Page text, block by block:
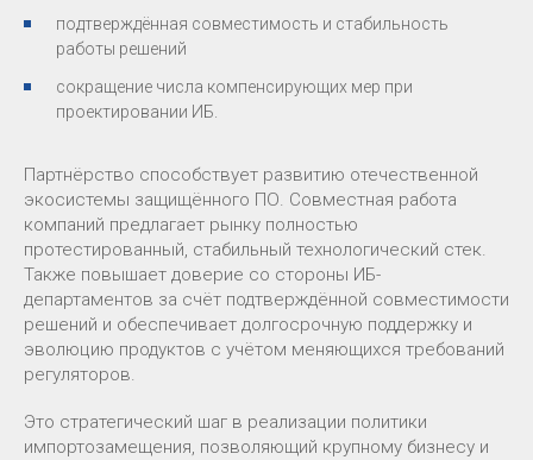
подтверждённая совместимость и стабильность
работы решений
сокращение числа компенсирующих мер при
проектировании ИБ.
Партнёрство способствует развитию отечественной
экосистемы защищённого ПО. Совместная работа
компаний предлагает рынку полностью
протестированный, стабильный технологический стек.
Также повышает доверие со стороны ИБ-
департаментов за счёт подтверждённой совместимости
решений и обеспечивает долгосрочную поддержку и
эволюцию продуктов с учётом меняющихся требований
регуляторов.
Это стратегический шаг в реализации политики
импортозамещения, позволяющий крупному бизнесу и